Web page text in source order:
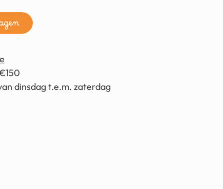
dinsdag t.e.m. zaterdag